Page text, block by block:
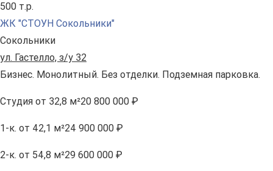
500 т.р.
ЖК "СТОУН Сокольники"
Сокольники
ул. Гастелло, з/у 32
Бизнес. Монолитный. Без отделки. Подземная парковка.
Студия от 32,8 м²20 800 000 ₽
1-к. от 42,1 м²24 900 000 ₽
2-к. от 54,8 м²29 600 000 ₽